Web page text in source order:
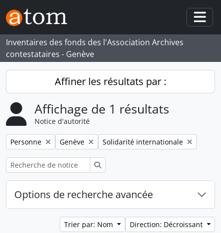
Skip to main content
Inventaires des fonds des l'Association Archives
contestataires - Genève
Affiner les résultats par :
Affichage de 1 résultats
Notice d'autorité
Remove filter:
Personne Remove filter:
Genève Remove filter:
Solidarité internationale
Options de recherche avancée
Trier par: Nom Direction: Décroissant